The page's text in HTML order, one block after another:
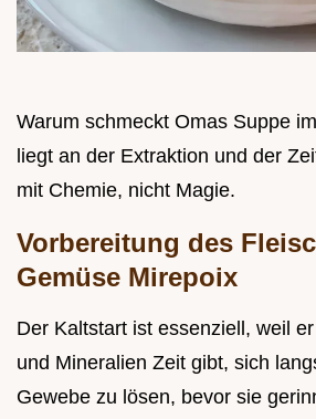
Warum schmeckt Omas Suppe
liegt an der Extraktion und der
mit Chemie, nicht Magie.
Vorbereitung des
Gemüse Mirepoix
Der Kaltstart ist essenziell, weil
und Mineralien Zeit gibt, sich
Gewebe zu lösen, bevor sie